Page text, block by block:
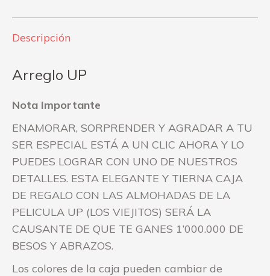
Descripción
Arreglo UP
Nota Importante
ENAMORAR, SORPRENDER Y AGRADAR A TU
SER ESPECIAL ESTÁ A UN CLIC AHORA Y LO
PUEDES LOGRAR CON UNO DE NUESTROS
DETALLES. ESTA ELEGANTE Y TIERNA CAJA
DE REGALO CON LAS ALMOHADAS DE LA
PELICULA UP (LOS VIEJITOS) SERÁ LA
CAUSANTE DE QUE TE GANES 1’000.000 DE
BESOS Y ABRAZOS.
Los colores de la caja pueden cambiar de